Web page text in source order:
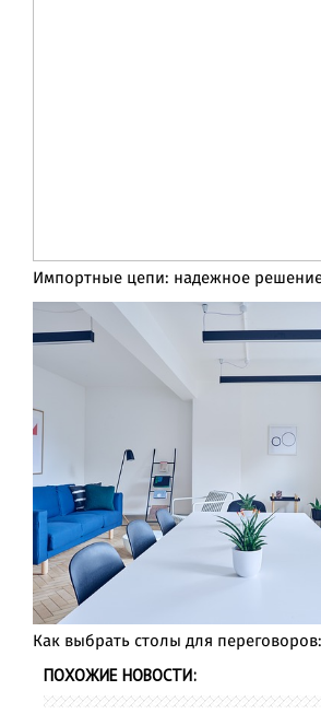
Импортные цепи: надежное
Как выбрать столы для
ПОХОЖИЕ НОВОСТИ: